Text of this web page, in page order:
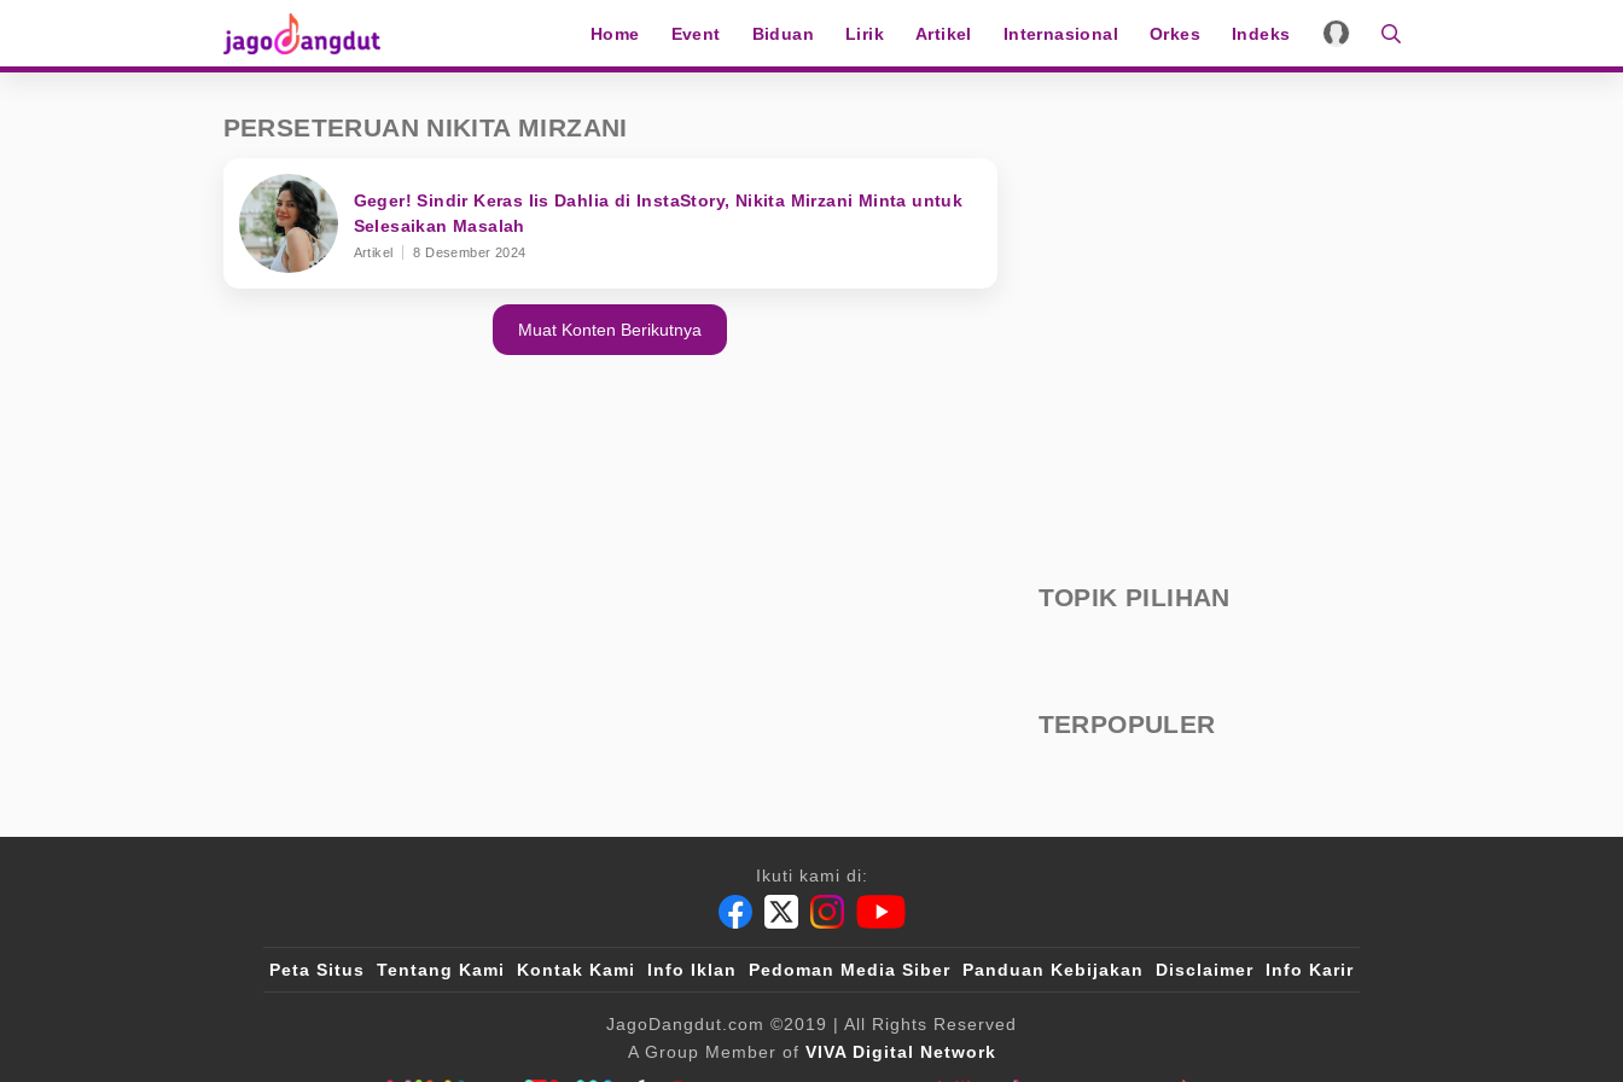
Home Event Biduan Lirik Artikel Internasional Orkes Indeks
PERSETERUAN NIKITA MIRZANI
Geger! Sindir Keras Iis Dahlia di InstaStory, Nikita Mirzani Minta untuk
Selesaikan Masalah
Artikel 8 Desember 2024
Muat Konten Berikutnya
TOPIK PILIHAN
TERPOPULER
Ikuti kami di:
Peta Situs Tentang Kami Kontak Kami Info Iklan Pedoman Media Siber Panduan Kebijakan Disclaimer Info Karir
JagoDangdut.com ©2019 | All Rights Reserved
A Group Member of VIVA Digital Network